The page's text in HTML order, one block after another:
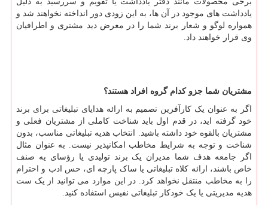
یادداشت های موجود در آن ها، به این زودی دور انداخته نخواهند شد و
همواره لوگو و شعار برند شما را در معرض دید مشتری و اطرافیان
وی قرار خواهند داد.
مشتریان شما جزو کدام گروه افراد هستند؟
اگر به عنوان یک کارآفرین تصمیم به ارائه هدایای تبلیغاتی برای برند
خود گرفته اید، در قدم اول باید شناخت کاملی از مشتریان فعلی و
مشتریان بالقوه خود داشته باشید. انتخاب هدیه تبلیغاتی مناسب، بدون
شناخت و توجه به شرایط مخاطب امکانپذیر نیست. به عنوان مثال
اگر جامعه هدف شما مدیران یک برند تولیدی یا رؤسای یه صنف
خاص باشند، ارائه کلاه تبلیغاتی یا ساک پارچه ای، حس ادب و احترام
را به مخاطب منتقل نخواهد کرد. در این موارد می توانید از یک ست
هدیه مدیریتی یا یک خودکار تبلیغاتی نفیس استفاده کنید.